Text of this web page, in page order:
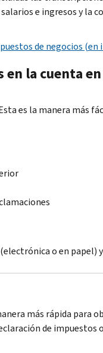
e ingresos y la
de negocios (en
la cuenta
es la manera más
o en papel)
más rápida para
de impuestos